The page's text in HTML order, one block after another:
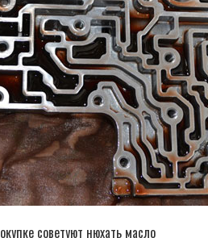
советуют нюхать масло